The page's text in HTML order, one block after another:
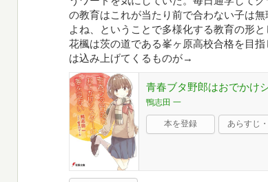
の教育はこれが当たり前で合わない子は
よね、ということで多様化する教育の形
花楓は茨の道である峯ヶ原高校合格を目
は込み上げてくるものが→
青春ブタ野郎はおでかけ
鴨志田 一
本を登録 あらすじ